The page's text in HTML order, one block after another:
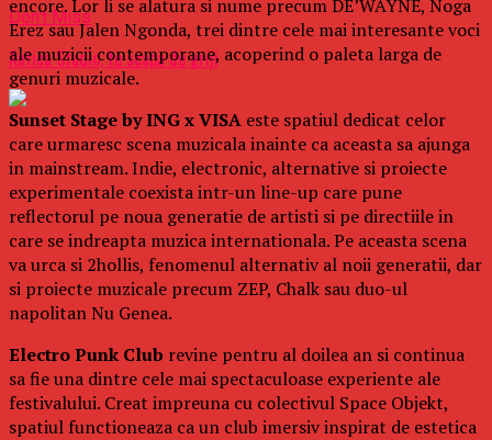
Don't Miss
Antica Studio, te scapa de griji
encore. Lor li se alatura si nume precum DE’WAYNE, Noga
Erez sau Jalen Ngonda, trei dintre cele mai interesante voci
ale muzicii contemporane, acoperind o paleta larga de
genuri muzicale.
Sunset Stage by ING x VISA este spatiul dedicat celor
care urmaresc scena muzicala inainte ca aceasta sa ajunga
in mainstream. Indie, electronic, alternative si proiecte
experimentale coexista intr-un line-up care pune
reflectorul pe noua generatie de artisti si pe directiile in
care se indreapta muzica internationala. Pe aceasta scena
va urca si 2hollis, fenomenul alternativ al noii generatii, dar
si proiecte muzicale precum ZEP, Chalk sau duo-ul
napolitan Nu Genea.
Electro Punk Club revine pentru al doilea an si continua
sa fie una dintre cele mai spectaculoase experiente ale
festivalului. Creat impreuna cu colectivul Space Objekt,
spatiul functioneaza ca un club imersiv inspirat de estetica